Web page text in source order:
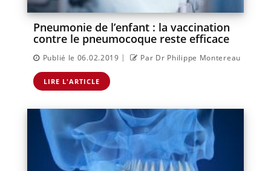
Pneumonie de l’enfant : la vaccination
contre le pneumocoque reste efficace
Publié le 06.02.2019 | Par Dr Philippe Montereau
LIRE L'ARTICLE